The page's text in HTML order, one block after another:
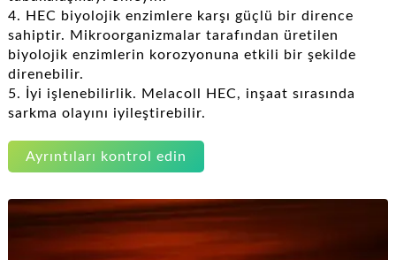
4. HEC biyolojik enzimlere karşı güçlü bir dirence
sahiptir. Mikroorganizmalar tarafından üretilen
biyolojik enzimlerin korozyonuna etkili bir şekilde
direnebilir.
5. İyi işlenebilirlik. Melacoll HEC, inşaat sırasında
sarkma olayını iyileştirebilir.
Ayrıntıları kontrol edin